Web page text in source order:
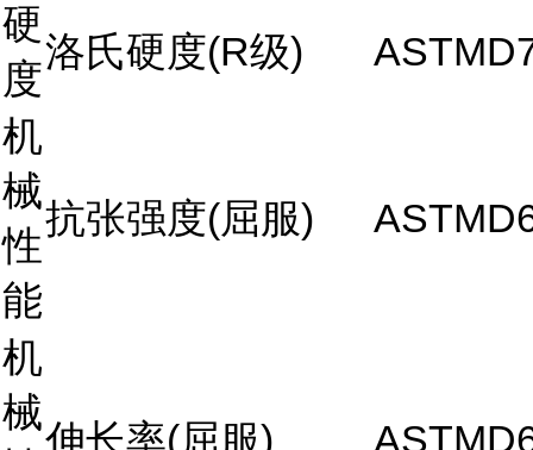
硬
度
洛氏硬度(R级)
机
械
性
能
抗张强度(屈服)
机
械
伸长率(屈服)